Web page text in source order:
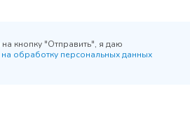
кнопку "Отправить", я даю
на обработку персональных данных